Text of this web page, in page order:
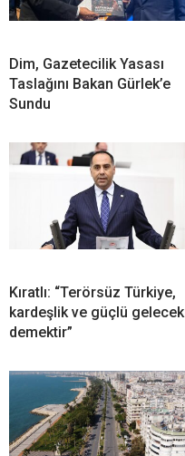
Dim, Gazetecilik Yasası
Taslağını Bakan Gürlek’e
Sundu
Kıratlı: “Terörsüz Türkiye,
kardeşlik ve güçlü gelecek
demektir”